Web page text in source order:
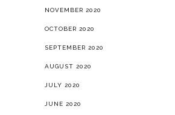
NOVEMBER 2020
OCTOBER 2020
SEPTEMBER 2020
AUGUST 2020
JULY 2020
JUNE 2020